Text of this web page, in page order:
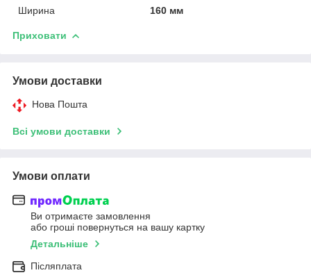
Ширина
160 мм
Приховати
Умови доставки
Нова Пошта
Всі умови доставки
Умови оплати
Ви отримаєте замовлення
або гроші повернуться на вашу картку
Детальніше
Післяплата